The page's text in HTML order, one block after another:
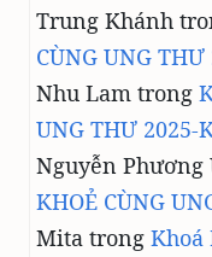
Trung Khánh
CÙNG UNG
Nhu Lam trong
UNG THƯ 2025-
Nguyễn Phương
KHOẺ CÙNG
Mita trong Khoá